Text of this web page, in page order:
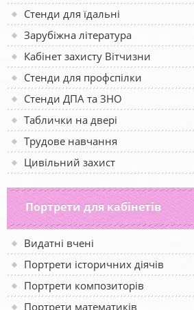
Стенди для їдальні
Зарубіжна література
Кабінет захисту Вітчизни
Стенди для профспілки
Стенди ДПА та ЗНО
Таблички на двері
Трудове навчання
Цивільний захист
Портрети для кабінетів
Видатні вчені
Портрети історичних діячів
Портрети композиторів
Портрети математиків